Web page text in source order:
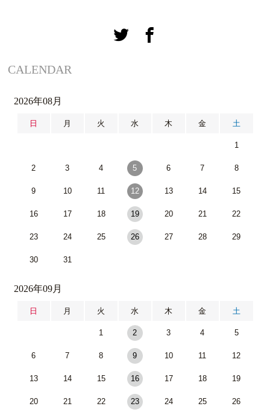
CALENDAR
2026年08月
日 月 火 水 木 金 土
1
2 3 4 5 6 7 8
9 10 11 12 13 14 15
16 17 18 19 20 21 22
23 24 25 26 27 28 29
30 31
2026年09月
日 月 火 水 木 金 土
1 2 3 4 5
6 7 8 9 10 11 12
13 14 15 16 17 18 19
20 21 22 23 24 25 26